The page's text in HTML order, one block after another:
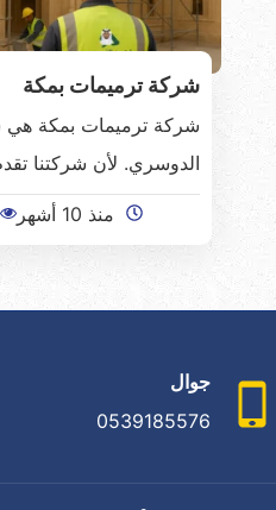
شركة ترميمات بمكة
شركة ترميمات بمكة هي
الدوسري. لأن شركتنا
منذ 10 أشهر
جوال
0539185576